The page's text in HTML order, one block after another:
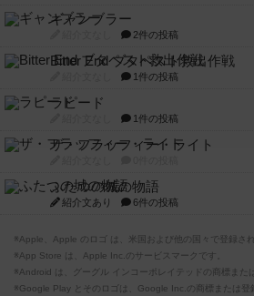
ギャンブラー
2件の投稿
Bitter End ブタペスト救出作戦
1件の投稿
ラピード
1件の投稿
ザ・フラッフィー・ライト
ふたつの城の物語
紹介文あり 6件の投稿
※Apple、Apple のロゴ は、米国および他の国々で登録さ
※App Store は、Apple Inc.のサービスマークです。
※Android は、グーグル インコーポレイテッドの商標また
※Google Play とそのロゴは、Google Inc.の商標または登